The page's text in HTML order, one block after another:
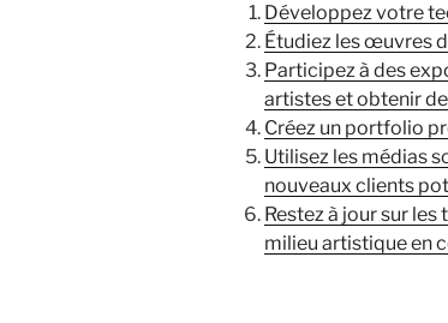
Développez votre
Étudiez les œuvres
Participez à des
artistes et obtenir
Créez un portfolio
Utilisez les médias
nouveaux clients
Restez à jour sur
milieu artistique en